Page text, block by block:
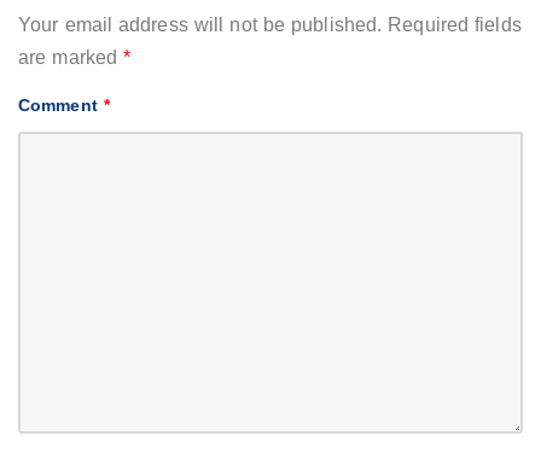
Your email address will not be published. Required fields
are marked*
Comment *